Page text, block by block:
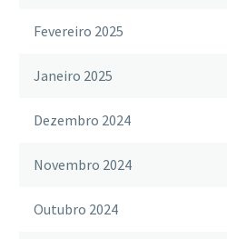
Fevereiro 2025
Janeiro 2025
Dezembro 2024
Novembro 2024
Outubro 2024